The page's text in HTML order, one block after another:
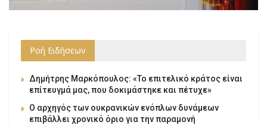
Ροή Ειδήσεων
Δημήτρης Μαρκόπουλος: «Το επιτελικό κράτος είναι
επίτευγμά μας, που δοκιμάστηκε και πέτυχε»
Ο αρχηγός των ουκρανικών ενόπλων δυνάμεων
επιβάλλει χρονικό όριο για την παραμονή